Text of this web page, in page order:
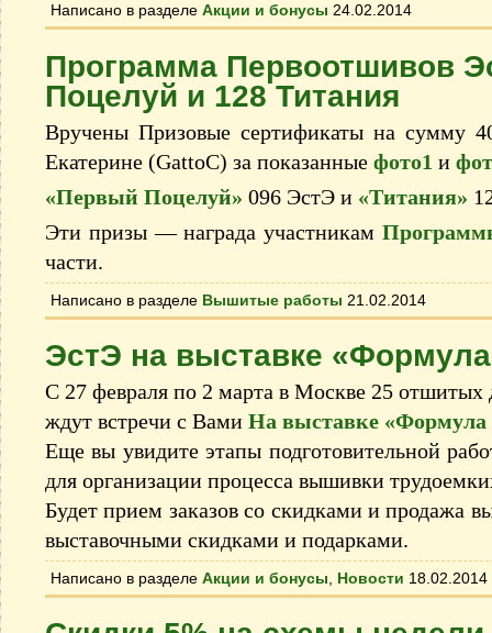
Написано в разделе Акции и бонусы 24.02.2014
Программа Первоотшивов
Поцелуй и 128 Титания
Вручены Призовые сертификаты на сумму
Екатерине (GattoC) за показанные фото1 и
«Первый Поцелуй» 096 ЭстЭ и «Титания»
Эти призы — награда участникам
части.
Написано в разделе Вышитые работы 21.02.2014
ЭстЭ на выставке
С 27 февраля по 2 марта в Москве 25 отшитых
ждут встречи с Вами На выставке «Формула
Еще вы увидите этапы подготовительной
для организации процесса вышивки
Будет прием заказов сo скидками и продажа
выставочными скидками и подарками.
Написано в разделе Акции и бонусы Новости 18.02.2014